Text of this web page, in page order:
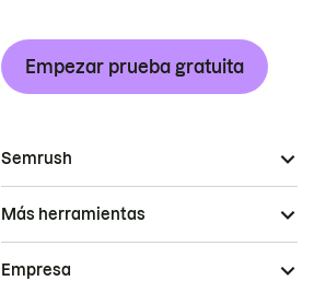
Empezar prueba gratuita
Semrush
Más herramientas
Empresa